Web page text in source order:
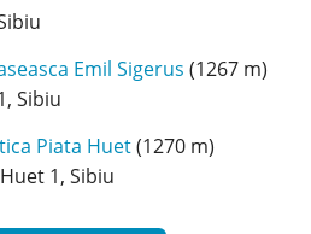
Emil Sigerus (1267 m)
Sibiu
Piata Huet(1270 m)
1, Sibiu